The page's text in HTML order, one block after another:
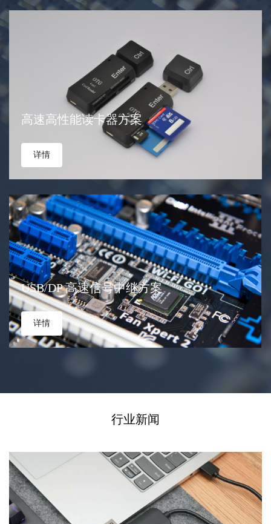
高速高性能读卡器方案
详情
USB/DP 高速信号中继方案
详情
行业新闻